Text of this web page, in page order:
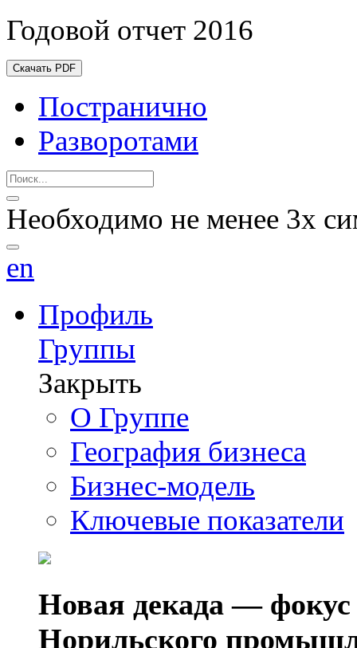
Годовой отчет 2016
Скачать PDF
Постранично
Разворотами
Необходимо не менее 3х
en
Профиль
Группы
Закрыть
О Группе
География бизнеса
Бизнес-модель
Ключевые показатели
Новая декада — фокус
Норильского